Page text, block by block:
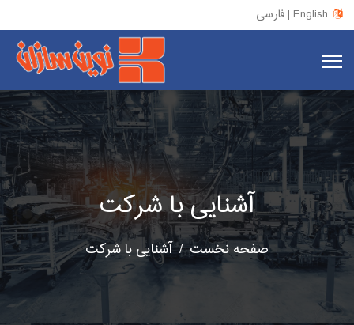
فارسی | English
آشنایی با شرکت
صفحه نخست آشنایی با شرکت